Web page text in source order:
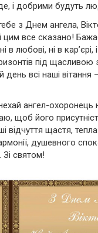
і добрими будуть
з Днем ангела,
цим все сказано!
в любові, ні в кар’єрі,
під щасливою
день всі наші
ангел-охоронець
щоб його
відчуття щастя,
душевного
Зі святом!